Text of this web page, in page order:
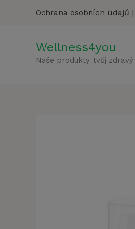
Ochrana osobních údajů |
Wellness4you
Naše produkty, tvůj zdravý